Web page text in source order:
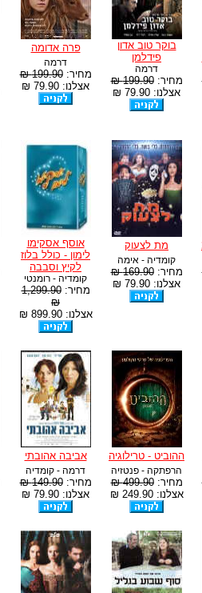
בוקר טוב אדון
פידלמן
דרמה
מחיר:199.90 ₪
אצלנו: 79.90 ₪
פרה אדומה
דרמה
מחיר:199.90 ₪
אצלנו: 79.90 ₪
מת לצעוק
קומדיה - אימה
מחיר:169.90 ₪
אצלנו: 79.90 ₪
אוסף אסקימו
לימון - כולל בלוז
לקיץ וסבבה
קומדיה - רומנטי
מחיר:1,299.90
₪
אצלנו: 899.90 ₪
ההוביט - טרילוגיה
הרפתקה - פנטזיה
מחיר:499.90 ₪
אצלנו: 249.90 ₪
אביבה אהובתי
דרמה - קומדיה
מחיר:149.90 ₪
אצלנו: 79.90 ₪